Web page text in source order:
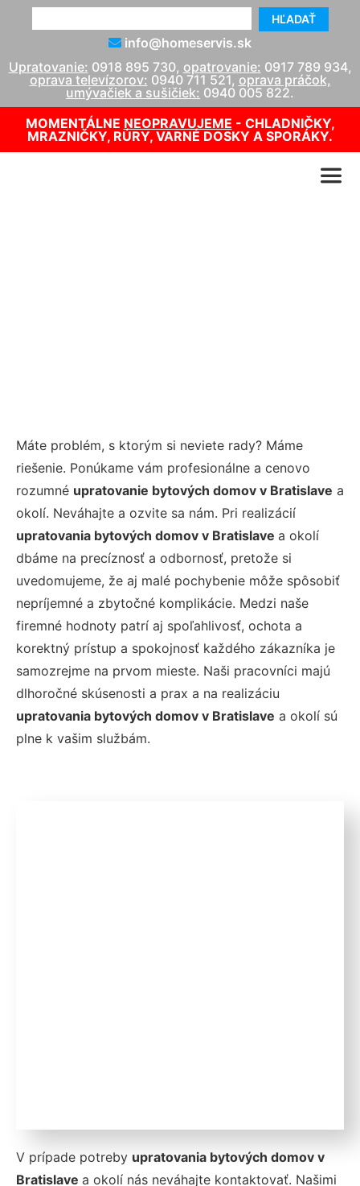
HĽADAŤ
info@homeservis.sk
Upratovanie: 0918 895 730, opatrovanie: 0917 789 934,
oprava televízorov: 0940 711 521, oprava práčok,
umývačiek a sušičiek: 0940 005 822.
MOMENTÁLNE NEOPRAVUJEME - CHLADNIČKY,
MRAZNIČKY, RÚRY, VARNÉ DOSKY A SPORÁKY.
Máte problém, s ktorým si neviete rady? Máme
riešenie. Ponúkame vám profesionálne a cenovo
rozumné upratovanie bytových domov v Bratislave a
okolí. Neváhajte a ozvite sa nám. Pri realizácií
upratovania bytových domov v Bratislave a okolí
dbáme na precíznosť a odbornosť, pretože si
uvedomujeme, že aj malé pochybenie môže spôsobiť
nepríjemné a zbytočné komplikácie. Medzi naše
firemné hodnoty patrí aj spoľahlivosť, ochota a
korektný prístup a spokojnosť každého zákazníka je
samozrejme na prvom mieste. Naši pracovníci majú
dlhoročné skúsenosti a prax a na realizáciu
upratovania bytových domov v Bratislave a okolí sú
plne k vašim službám.
V prípade potreby upratovania bytových domov v
Bratislave a okolí nás neváhajte kontaktovať. Našimi